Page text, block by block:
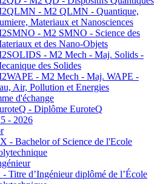
- M2 QLMN - Quantique,
Materiaux et Nanosciences
- M2 SMNO - Science des
et des Nano-Objets
- M2 Mech - Maj. Solids -
des Solides
- M2 Mech - Maj. WAPE -
Air, Pollution et Energies
d'échange
- Diplôme EuroteQ
- 2026
- Bachelor of Science de l'Ecole
- Titre d’Ingénieur diplômé de l’École